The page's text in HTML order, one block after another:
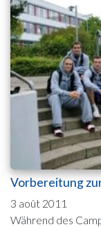
Vorbereitung
3 août 2011
Während des